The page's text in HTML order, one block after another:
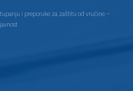
i preporuke za zaštitu od vrućine –